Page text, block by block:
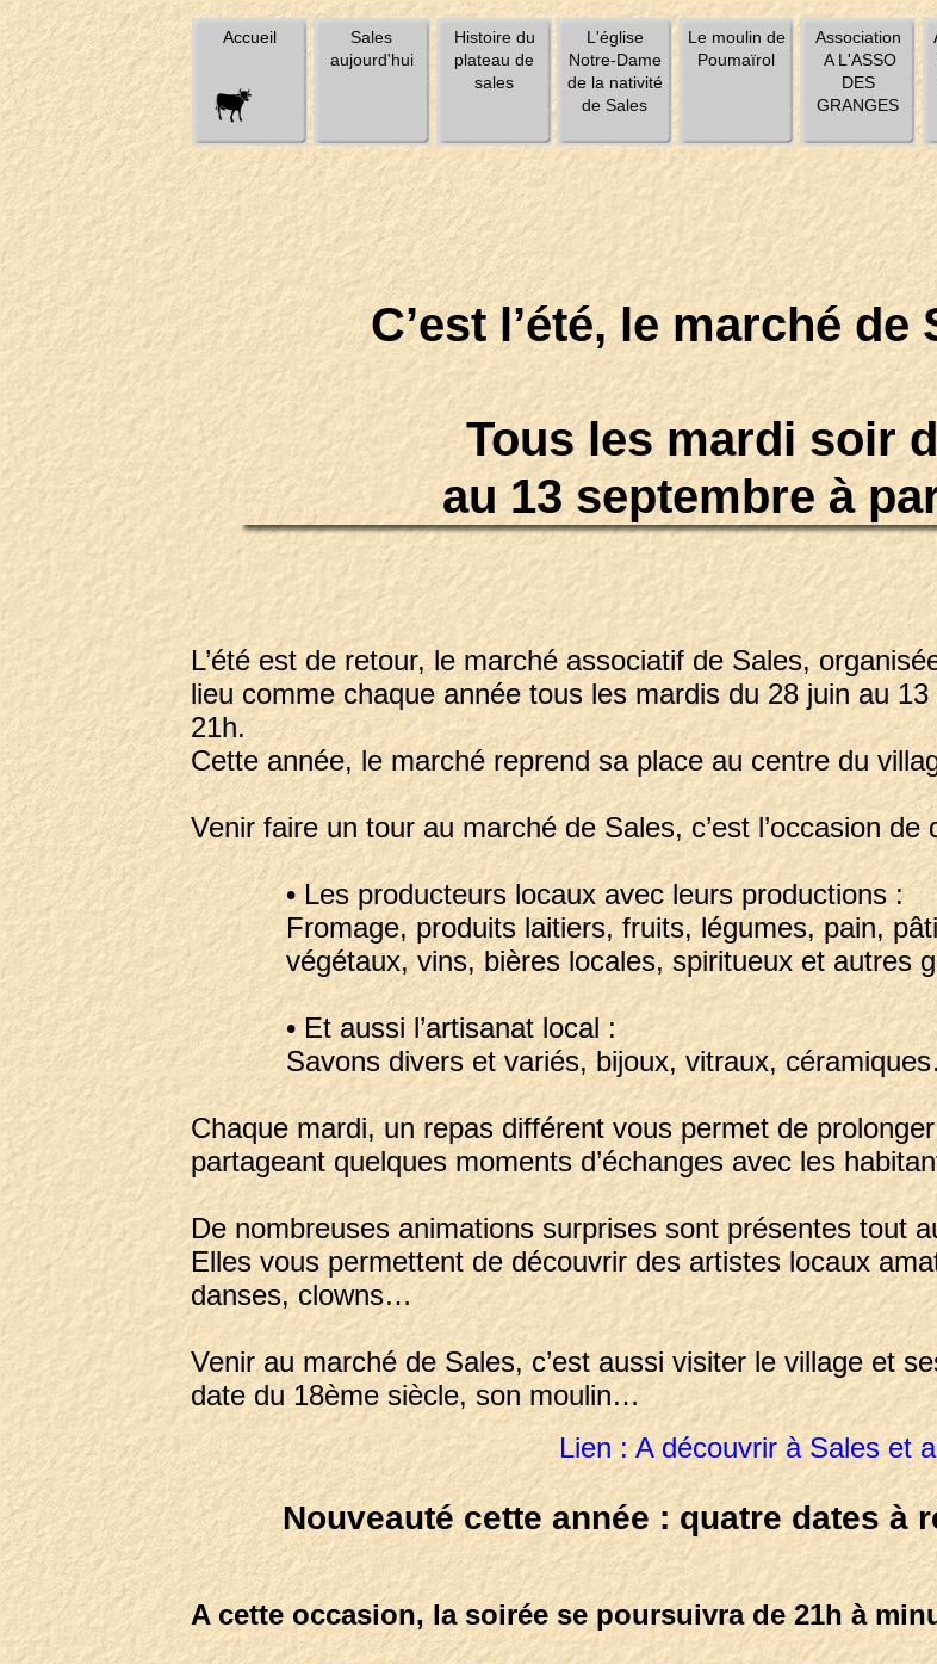
Accueil
Sales
aujourd'hui
Histoire du
plateau de
sales
L'église
Notre-Dame
de la nativité
de Sales
Le moulin de
Poumaïrol
Association
A L'ASSO
DES
GRANGES
C’est l’été, le marché
Tous les mardi soir
au 13 septembre à
L’été est de retour, le marché associatif de Sales,
lieu comme chaque année tous les mardis du 28 juin au
21h.
Cette année, le marché reprend sa place au centre du
Venir faire un tour au marché de Sales, c’est l’occasion de
• Les producteurs locaux avec leurs productions :
Fromage, produits laitiers, fruits, légumes, pain,
végétaux, vins, bières locales, spiritueux et autres
• Et aussi l’artisanat local :
Savons divers et variés, bijoux, vitraux,
Chaque mardi, un repas différent vous permet de
partageant quelques moments d’échanges avec les
De nombreuses animations surprises sont présentes tout
Elles vous permettent de découvrir des artistes locaux
danses, clowns…
Venir au marché de Sales, c’est aussi visiter le village et
date du 18ème siècle, son moulin…
Lien : A découvrir à Sales et
Nouveauté cette année : quatre dates à
A cette occasion, la soirée se poursuivra de 21h à